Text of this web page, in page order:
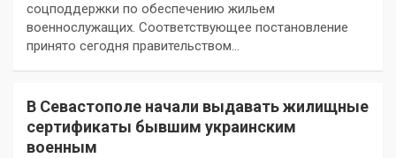
соцподдержки по обеспечению жильем
военнослужащих. Соответствующее постановление
принято сегодня правительством…
В Севастополе начали выдавать жилищные
сертификаты бывшим украинским
военным